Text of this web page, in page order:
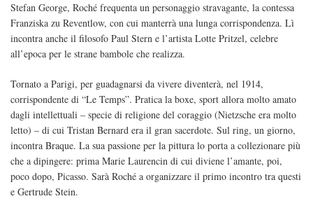
Stefan George, Roché frequenta un personaggio stravagante, la contessa
Franziska zu Reventlow, con cui manterrà una lunga corrispondenza. Lì
incontra anche il filosofo Paul Stern e l’artista Lotte Pritzel, celebre
all’epoca per le strane bambole che realizza.
Tornato a Parigi, per guadagnarsi da vivere diventerà, nel 1914,
corrispondente di “Le Temps”. Pratica la boxe, sport allora molto amato
dagli intellettuali – specie di religione del coraggio (Nietzsche era molto
letto) – di cui Tristan Bernard era il gran sacerdote. Sul ring, un giorno,
incontra Braque. La sua passione per la pittura lo porta a collezionare più
che a dipingere: prima Marie Laurencin di cui diviene l’amante, poi,
poco dopo, Picasso. Sarà Roché a organizzare il primo incontro tra questi
e Gertrude Stein.